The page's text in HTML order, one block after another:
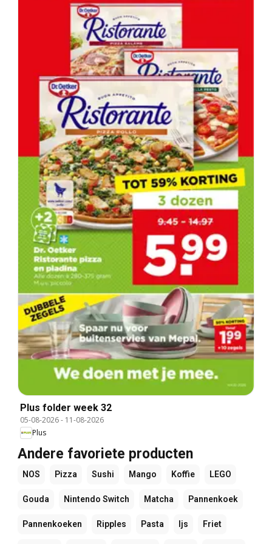
Plus folder week 32
05-08-2026- 11-08-2026
Plus
Andere favoriete producten
NOS Pizza Sushi Mango Koffie LEGO
Gouda Nintendo Switch Matcha Pannenkoek
Pannenkoeken Ripples Pasta Ijs Friet